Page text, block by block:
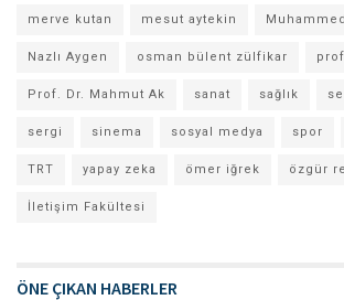
merve kutan mesut aytekin
Nazlı Aygen osman bülent zülfikar
Prof. Dr. Mahmut Ak sanat sağlık
sergi sinema sosyal medya spor
TRT yapay zeka ömer iğrek özgür
İletişim Fakültesi
ÖNE ÇIKAN HABERLER